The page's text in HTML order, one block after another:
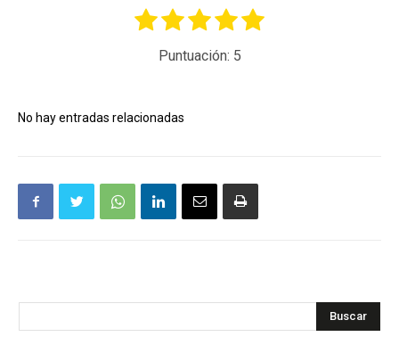
Puntuación: 5
No hay entradas relacionadas
Buscar